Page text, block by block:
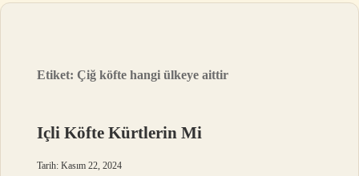
Etiket:Çiğ köfte hangi ülkeye aittir
Içli Köfte Kürtlerin Mi
Tarih: Kasım 22, 2024